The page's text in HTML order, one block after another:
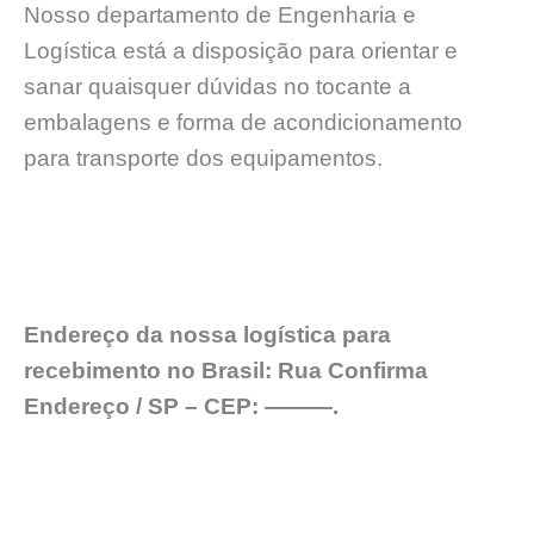
Nosso departamento de Engenharia e
Logística está a disposição para orientar e
sanar quaisquer dúvidas no tocante a
embalagens e forma de acondicionamento
para transporte dos equipamentos.
Endereço da nossa logística para
recebimento no Brasil: Rua Confirma
Endereço / SP – CEP: ———.